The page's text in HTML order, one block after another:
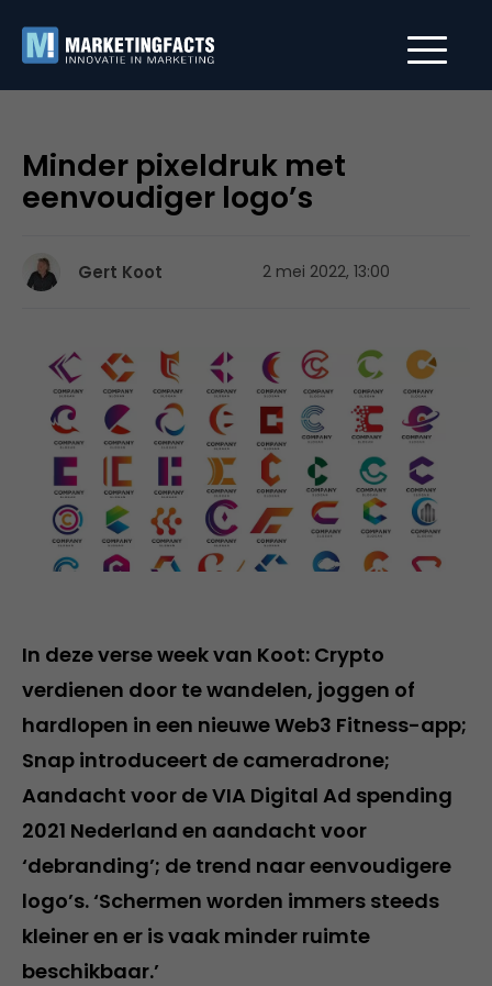
Minder pixeldruk met
eenvoudiger logo’s
Gert Koot 2 mei 2022, 13:00
In deze verse week van Koot: Crypto
verdienen door te wandelen, joggen of
hardlopen in een nieuwe Web3 Fitness-app;
Snap introduceert de cameradrone;
Aandacht voor de VIA Digital Ad spending
2021 Nederland en aandacht voor
‘debranding’; de trend naar eenvoudigere
logo’s. ‘Schermen worden immers steeds
kleiner en er is vaak minder ruimte
beschikbaar.’